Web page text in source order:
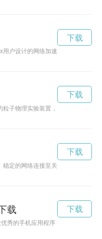
用户设计的网络加速工具，能够帮
下载
粒子物理实验装置，其凭借着强大
下载
稳定的网络连接至关重要。途优加
下载
载
秀的手机应用程序，能够帮助用
下载